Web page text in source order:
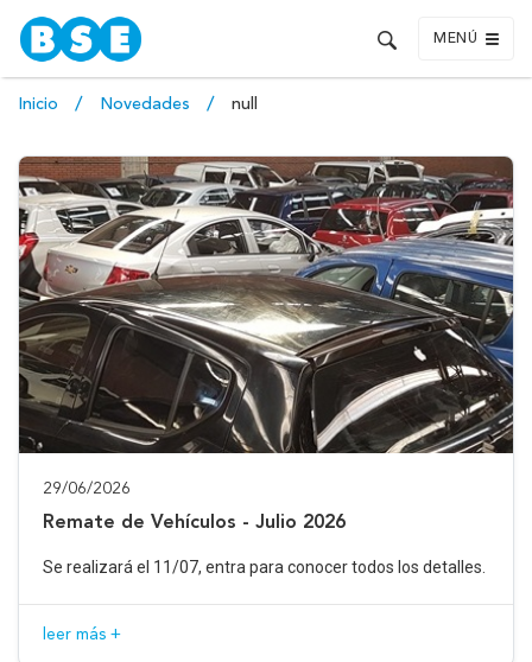
MENÚ
Inicio Novedades null
29/06/2026
Remate de Vehículos - Julio 2026
Se realizará el 11/07, entra para conocer todos los detalles.
leer más +